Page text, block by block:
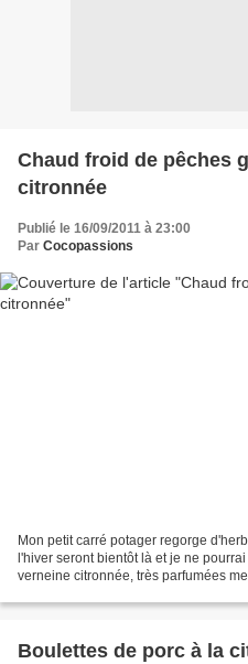
Chaud froid de pêches
citronnée
Publié le 16/09/2011 à 23:00
Par Cocopassions
Mon petit carré potager regorge
l'hiver seront bientôt là et je ne
verneine citronnée, très parfumées
Boulettes de porc à la